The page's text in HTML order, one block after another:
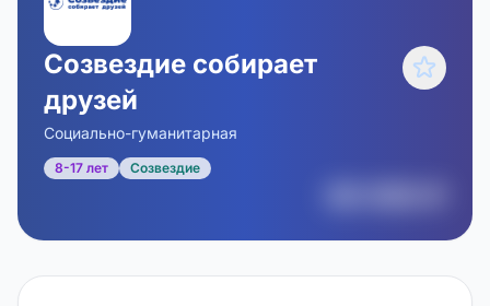
Созвездие собирает
друзей
Социально-гуманитарная
8-17 лет Созвездие